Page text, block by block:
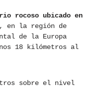
rocoso ubicado en
, en la región de
de la Europa
18 kilómetros al
sobre el nivel